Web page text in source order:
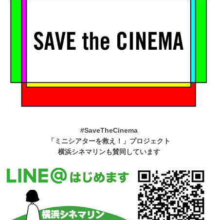
#SaveTheCinema
「ミニシアターを救え！」プロジェクト
横浜シネマリンも賛同しています